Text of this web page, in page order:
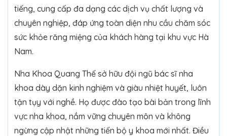
tiếng, cung cấp đa dạng các dịch vụ chất lượng và
chuyên nghiệp, đáp ứng toàn diện nhu cầu chăm sóc
sức khỏe răng miệng của khách hàng tại khu vực Hà
Nam.
Nha Khoa Quang Thế sở hữu đội ngũ bác sĩ nha
khoa dày dặn kinh nghiệm và giàu nhiệt huyết, luôn
tận tụy với nghề. Họ được đào tạo bài bản trong lĩnh
vực nha khoa, nắm vững chuyên môn và không
ngừng cập nhật những tiến bộ y khoa mới nhất. Điều